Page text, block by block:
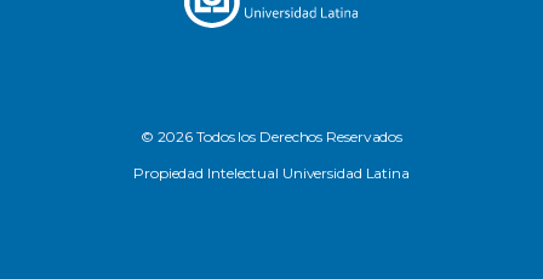
© 2026 Todos los Derechos Reservados
Propiedad Intelectual Universidad Latina